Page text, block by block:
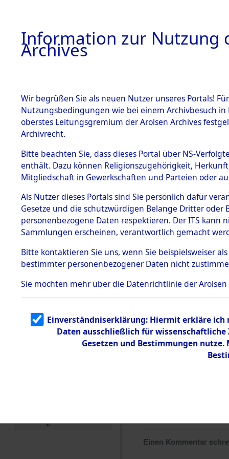
BESTÄNDE
1.
mente
5. Verschiedenes
5.3
Todesmärsche
5.3.1 Alliierte
Erhebungen
zu
Todesmärsch
en
5.3.2
g
5.3.3
Todesmärsch
e
Einen Kommentar
Information zur Nutzung
Archives
Wir begrüßen Sie als neuen Nutzer unseres Portals!
Nutzungsbedingungen wie bei einem Archivbesuch
oberstes Leitungsgremium der Arolsen Archives
Archivrecht.
Bitte beachten Sie, dass dieses Portal über NS-
enthält. Dazu können Religionszugehörigkeit,
Mitgliedschaft in Gewerkschaften und Parteien oder
Als Nutzer dieses Portals sind Sie persönlich dafür
Gesetze und die schutzwürdigen Belange Dritter
personenbezogene Daten respektieren. Der ITS
Sammlungen erscheinen, verantwortlich gemacht
Bitte kontaktieren Sie uns, wenn Sie beispielsweiser
bestimmter personenbezogener Daten nicht
Sie möchten mehr über die Datenrichtlinie der Arolsen
Einverständniserklärung: Hiermit erkläre ich
Daten ausschließlich für
Gesetzen und Bestimmungen